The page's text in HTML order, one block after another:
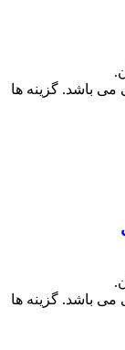
می باشد. گزینه ها
می باشد. گزینه ها